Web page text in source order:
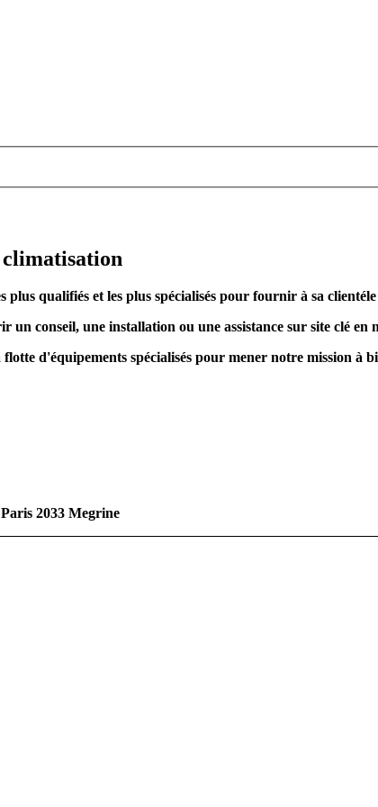
climatisation
plus qualifiés et les plus spécialisés pour fournir à sa
un conseil, une installation ou une assistance sur site clé en
d'équipements spécialisés pour mener notre mission à
2033 Megrine